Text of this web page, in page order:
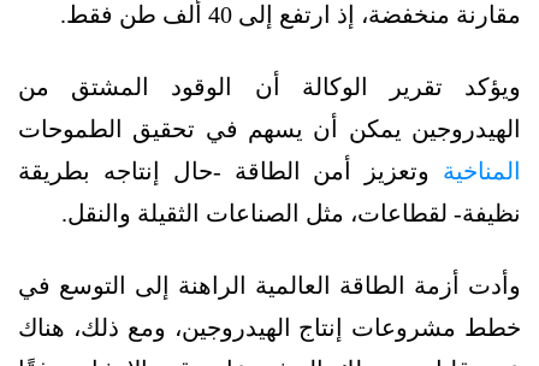
مقارنة منخفضة، إذ ارتفع إلى 40 ألف طن فقط.
ويؤكد تقرير الوكالة أن الوقود المشتق من
الهيدروجين يمكن أن يسهم في تحقيق الطموحات
المناخية وتعزيز أمن الطاقة -حال إنتاجه بطريقة
نظيفة- لقطاعات، مثل الصناعات الثقيلة والنقل.
وأدت أزمة الطاقة العالمية الراهنة إلى التوسع في
خطط مشروعات إنتاج الهيدروجين، ومع ذلك، هناك